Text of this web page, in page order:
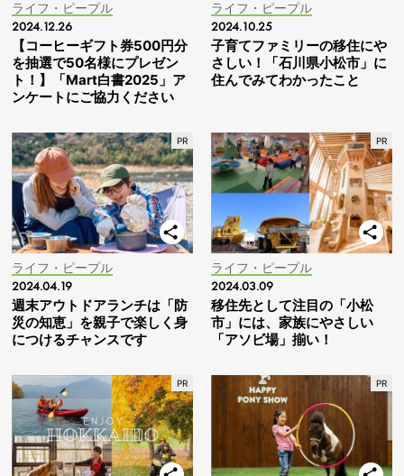
ライフ・ピープル
2024.12.26
【コーヒーギフト券500円分
を抽選で50名様にプレゼン
ト！】「Mart白書2025」ア
ンケートにご協力ください
ライフ・ピープル
2024.10.25
子育てファミリーの移住にや
さしい！「石川県小松市」に
住んでみてわかったこと
ライフ・ピープル
2024.04.19
週末アウトドアランチは「防
災の知恵」を親子で楽しく身
につけるチャンスです
ライフ・ピープル
2024.03.09
移住先として注目の「小松
市」には、家族にやさしい
「アソビ場」揃い！